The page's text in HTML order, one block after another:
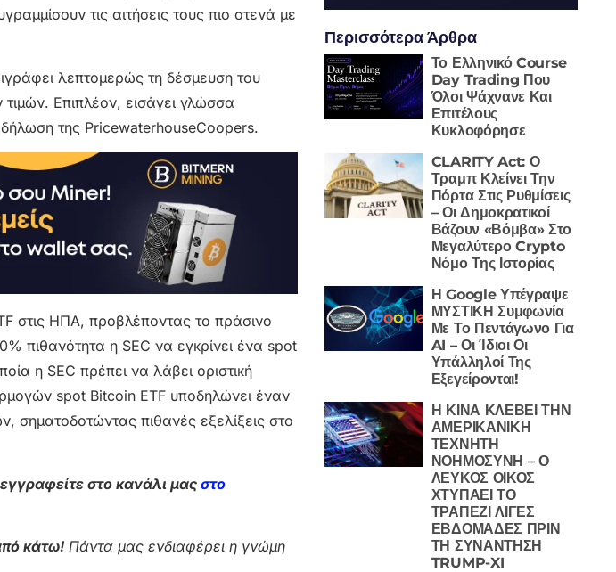
τις αιτήσεις τους πιο στενά με
λεπτομερώς τη δέσμευση του
τιμών. Επιπλέον, εισάγει γλώσσα
της PricewaterhouseCoopers.
στις ΗΠΑ, προβλέποντας το πράσινο
πιθανότητα η SEC να εγκρίνει ένα spot
η SEC πρέπει να λάβει οριστική
spot Bitcoin ETF υποδηλώνει έναν
σηματοδοτώντας πιθανές εξελίξεις στο
στο κανάλι μας στο
κάτω! Πάντα μας ενδιαφέρει η γνώμη
Περισσότερα Άρθρα
Το Ελληνικό Course
Day Trading Που
Όλοι Ψάχνανε Και
Επιτέλους
Κυκλοφόρησε
CLARITY Act: Ο
Τραμπ Κλείνει Την
Πόρτα Στις Ρυθμίσεις
– Οι Δημοκρατικοί
Βάζουν «Βόμβα» Στο
Μεγαλύτερο Crypto
Νόμο Της Ιστορίας
Η Google Υπέγραψε
ΜΥΣΤΙΚΗ Συμφωνία
Με Το Πεντάγωνο Για
AI – Οι Ίδιοι Οι
Υπάλληλοί Της
Εξεγείρονται!
Η ΚΙΝΑ ΚΛΕΒΕΙ ΤΗΝ
ΑΜΕΡΙΚΑΝΙΚΗ
ΤΕΧΝΗΤΗ
ΝΟΗΜΟΣΥΝΗ – Ο
ΛΕΥΚΟΣ ΟΙΚΟΣ
ΧΤΥΠΑΕΙ ΤΟ
ΤΡΑΠΕΖΙ ΛΙΓΕΣ
ΕΒΔΟΜΑΔΕΣ ΠΡΙΝ
ΤΗ ΣΥΝΑΝΤΗΣΗ
TRUMP-XI